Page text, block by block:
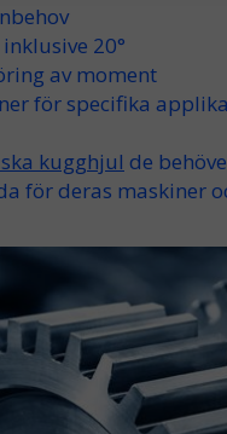
inklusive 20°
avmoment
för specifika
kugghjul de
för deras maskiner